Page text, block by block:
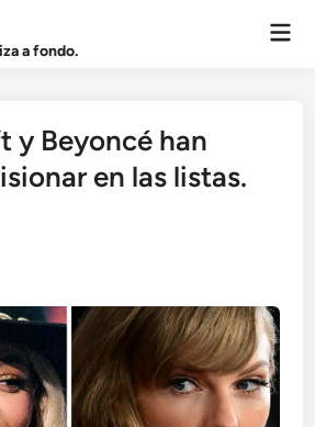
a fondo.
y Beyoncé han
en las listas.